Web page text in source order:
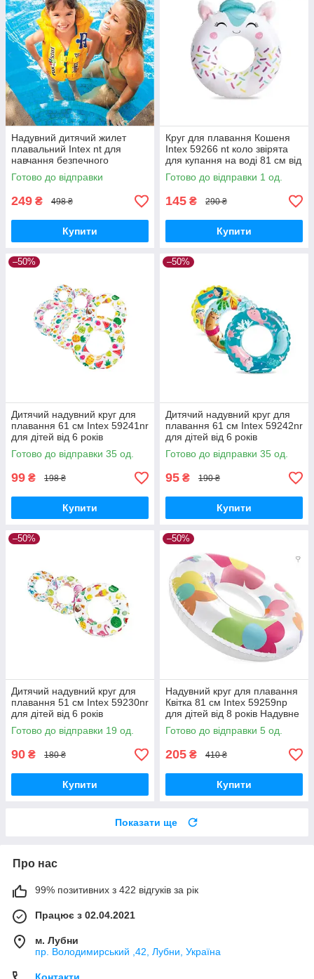
Надувний дитячий жилет
плавальний Intex nt для
навчання безпечного
плавання на воді від 3 до 6
років Жовтий 49х46 см
Готово до відправки
249 ₴ 498 ₴
Купити
Круг для плавання Кошеня
Intex 59266 nt коло звірята
для купання на воді 81 см від
8 років
Готово до відправки 1 од.
145 ₴ 290 ₴
Купити
–50%
Дитячий надувний круг для
плавання 61 см Intex 59241nr
для дітей від 6 років
Готово до відправки 35 од.
99 ₴ 198 ₴
Купити
–50%
Дитячий надувний круг для
плавання 61 см Intex 59242nr
для дітей від 6 років
Готово до відправки 35 од.
95 ₴ 190 ₴
Купити
–50%
Дитячий надувний круг для
плавання 51 см Intex 59230nr
для дітей від 6 років
Готово до відправки 19 од.
90 ₴ 180 ₴
Купити
–50%
Надувний круг для плавання
Квітка 81 см Intex 59259np
для дітей від 8 років Надувне
коло для дорослих
плавальний круг
Готово до відправки 5 од.
205 ₴ 410 ₴
Купити
Показати ще
Про нас
99% позитивних з 422 відгуків за рік
Працює з 02.04.2021
м. Лубни
пр. Володимирський ,42, Лубни, Україна